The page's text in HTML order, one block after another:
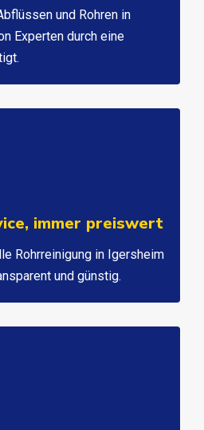
und Rohren in
Experten durch eine
immer preiswert
Rohrreinigung in Igersheim
und günstig.